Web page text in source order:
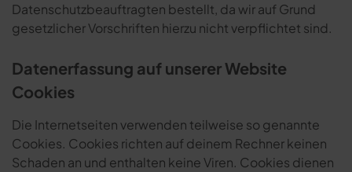
Datenschutzbeauftragten bestellt, da wir auf Grund
gesetzlicher Vorschriften hierzu nicht verpflichtet sind.
Datenerfassung auf unserer Website
Cookies
Die Internetseiten verwenden teilweise so genannte
Cookies. Cookies richten auf deinem Rechner keinen
Schaden an und enthalten keine Viren. Cookies dienen